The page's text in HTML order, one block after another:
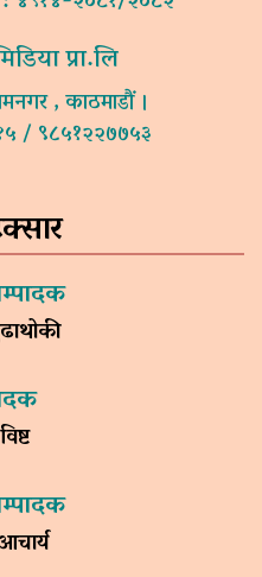
प्रा.लि
, काठमाडौं ।
/ ९८५१२२७७५३